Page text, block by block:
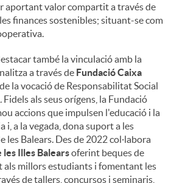
aportant valor compartit a través de
finances sostenibles; situant-se com
també la vinculació amb la
a través de Fundació Caixa
de la vocació de Responsabilitat Social
als seus orígens, la Fundació
accions que impulsen l'educació i la
i, a la vegada, dona suport a les
les Balears. Des de 2022 col·labora
Illes Balearsoferint beques de
millors estudiants i fomentant les
de tallers, concursos i seminaris,